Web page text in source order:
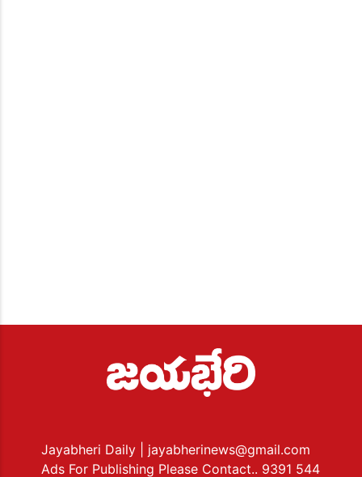
Jayabheri Daily
| jayabherinews@gmail.com
Ads For Publishing Please Contact.. 9391 544